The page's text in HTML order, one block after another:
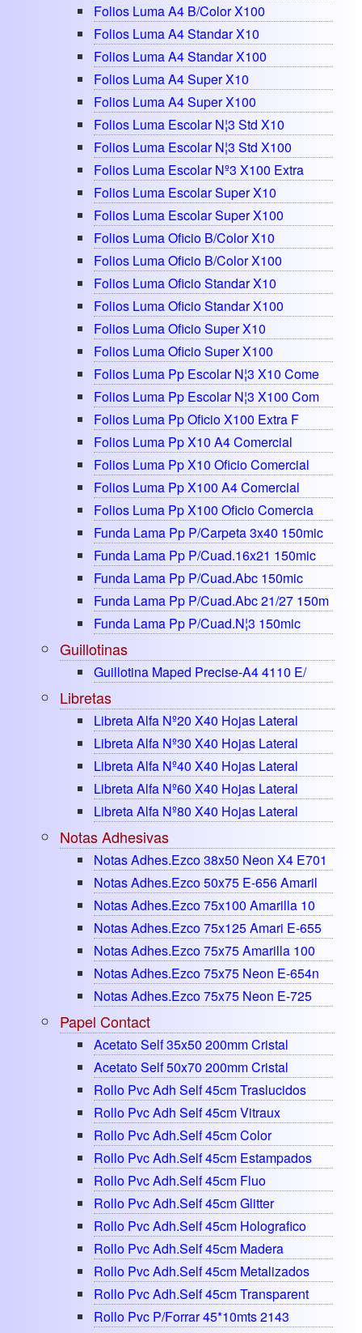
Folios Luma A4 B/color X100
Folios Luma A4 Standar X10
Folios Luma A4 Standar X100
Folios Luma A4 Super X10
Folios Luma A4 Super X100
Folios Luma Escolar N¦3 Std X10
Folios Luma Escolar N¦3 Std X100
Folios Luma Escolar Nº3 X100 Extra
Folios Luma Escolar Super X10
Folios Luma Escolar Super X100
Folios Luma Oficio B/color X10
Folios Luma Oficio B/color X100
Folios Luma Oficio Standar X10
Folios Luma Oficio Standar X100
Folios Luma Oficio Super X10
Folios Luma Oficio Super X100
Folios Luma Pp Escolar N¦3 X10 Come
Folios Luma Pp Escolar N¦3 X100 Com
Folios Luma Pp Oficio X100 Extra F
Folios Luma Pp X10 A4 Comercial
Folios Luma Pp X10 Oficio Comercial
Folios Luma Pp X100 A4 Comercial
Folios Luma Pp X100 Oficio Comercia
Funda Lama Pp P/carpeta 3x40 150mic
Funda Lama Pp P/cuad.16x21 150mic
Funda Lama Pp P/cuad.abc 150mic
Funda Lama Pp P/cuad.abc 21/27 150m
Funda Lama Pp P/cuad.n¦3 150mic
Guillotinas
Guillotina Maped Precise-A4 4110 E/
Libretas
Libreta Alfa Nº20 X40 Hojas Lateral
Libreta Alfa Nº30 X40 Hojas Lateral
Libreta Alfa Nº40 X40 Hojas Lateral
Libreta Alfa Nº60 X40 Hojas Lateral
Libreta Alfa Nº80 X40 Hojas Lateral
Notas Adhesivas
Notas Adhes.ezco 38x50 Neon X4 E701
Notas Adhes.ezco 50x75 E-656 Amaril
Notas Adhes.ezco 75x100 Amarilla 10
Notas Adhes.ezco 75x125 Amari E-655
Notas Adhes.ezco 75x75 Amarilla 100
Notas Adhes.ezco 75x75 Neon E-654n
Notas Adhes.ezco 75x75 Neon E-725
Papel Contact
Acetato Self 35x50 200mm Cristal
Acetato Self 50x70 200mm Cristal
Rollo Pvc Adh Self 45cm Traslucidos
Rollo Pvc Adh Self 45cm Vitraux
Rollo Pvc Adh.self 45cm Color
Rollo Pvc Adh.self 45cm Estampados
Rollo Pvc Adh.self 45cm Fluo
Rollo Pvc Adh.self 45cm Glitter
Rollo Pvc Adh.self 45cm Holografico
Rollo Pvc Adh.self 45cm Madera
Rollo Pvc Adh.self 45cm Metalizados
Rollo Pvc Adh.self 45cm Transparent
Rollo Pvc P/forrar 45*10mts 2143